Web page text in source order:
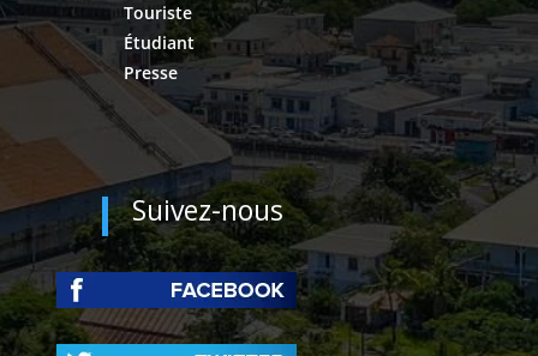
Touriste
Étudiant
Presse
Suivez-nous